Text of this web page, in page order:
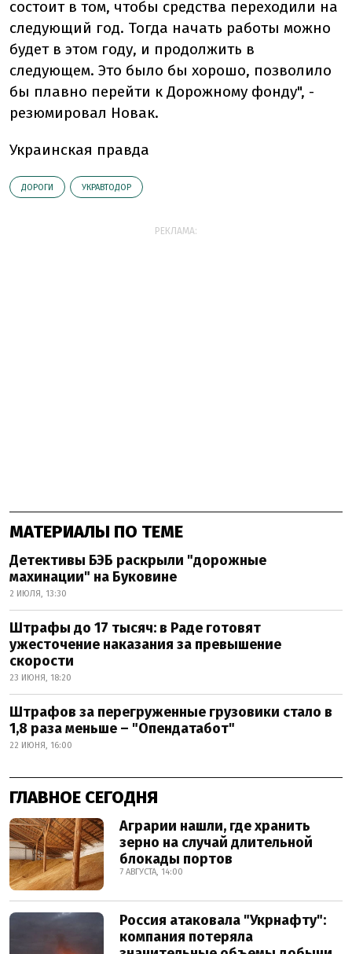
состоит в том, чтобы средства переходили на
следующий год. Тогда начать работы можно
будет в этом году, и продолжить в
следующем. Это было бы хорошо, позволило
бы плавно перейти к Дорожному фонду", -
резюмировал Новак.
Украинская правда
ДОРОГИ УКРАВТОДОР
РЕКЛАМА:
МАТЕРИАЛЫ ПО ТЕМЕ
Детективы БЭБ раскрыли "дорожные
махинации" на Буковине
2 ИЮЛЯ, 13:30
Штрафы до 17 тысяч: в Раде готовят
ужесточение наказания за превышение
скорости
23 ИЮНЯ, 18:20
Штрафов за перегруженные грузовики стало в
1,8 раза меньше – "Опендатабот"
22 ИЮНЯ, 16:00
ГЛАВНОЕ СЕГОДНЯ
Аграрии нашли, где хранить
зерно на случай длительной
блокады портов
7 АВГУСТА, 14:00
Россия атаковала "Укрнафту":
компания потеряла